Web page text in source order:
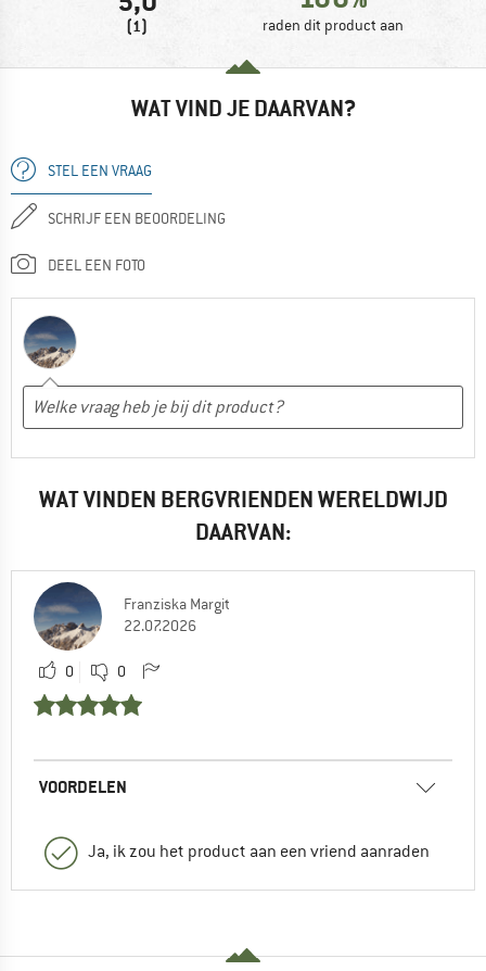
(1) raden dit product aan
WAT VIND JE DAARVAN?
STEL EEN VRAAG
SCHRIJF EEN BEOORDELING
DEEL EEN FOTO
WAT VINDEN BERGVRIENDEN WERELDWIJD
DAARVAN:
Franziska Margit
22.07.2026
0 0
VOORDELEN
Ja, ik zou het product aan een vriend aanraden